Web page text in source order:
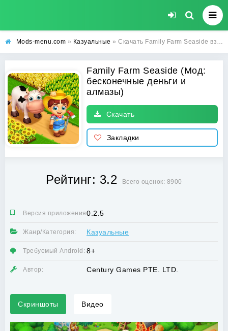
Mods-menu.com » Казуальные » Скачать Family Farm Seaside взлом на бесконечные деньги и алмазы на телефон
Family Farm Seaside (Мод:
бесконечные деньги и
алмазы)
Скачать
Закладки
Рейтинг: 3.2 Всего оценок: 8900
Версия приложения:0.2.5
Жанр/Категория: Казуальные
Требуемый Android: 8+
Автор: Century Games PTE. LTD.
Скриншоты Видео